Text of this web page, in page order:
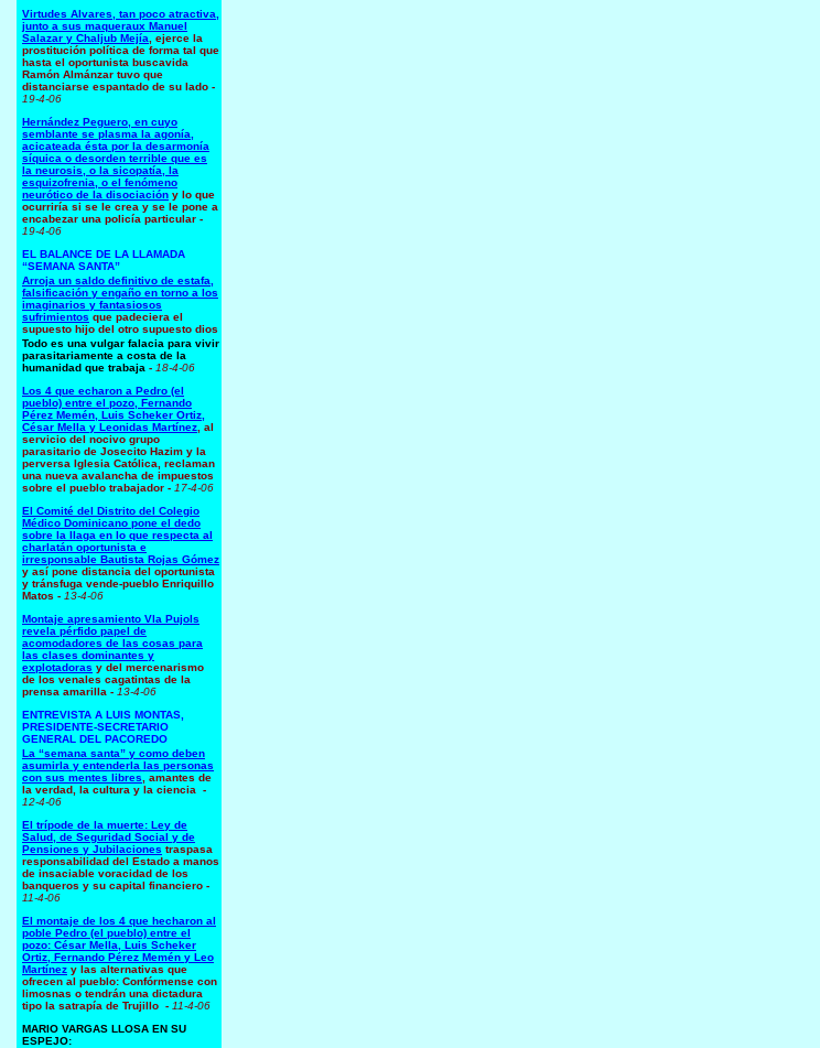
Virtudes Alvares, tan poco atractiva,
junto a sus maqueraux Manuel
Salazar y Chaljub Mejía , ejerce la
prostitución política de forma tal que
hasta el oportunista buscavida
Ramón Almánzar tuvo que
distanciarse espantado de su lado -
19-4-06
Hernández Peguero, en cuyo
semblante se plasma la agonía,
acicateada ésta por la desarmonía
síquica o desorden terrible que es
la neurosis, o la sicopatía, la
esquizofrenia, o el fenómeno
neurótico de la disociación y lo que
ocurriría si se le crea y se le pone a
encabezar una policía particular -
19-4-06
EL BALANCE DE LA LLAMADA
“SEMANA SANTA”
Arroja un saldo definitivo de estafa,
falsificación y engaño en torno a los
imaginarios y fantasiosos
sufrimientos que padeciera el
supuesto hijo del otro supuesto dios
Todo es una vulgar falacia para vivir
parasitariamente a costa de la
humanidad que trabaja - 18-4-06
Los 4 que echaron a Pedro (el
pueblo) entre el pozo, Fernando
Pérez Memén, Luis Scheker Ortiz,
César Mella y Leonidas Martínez , al
servicio del nocivo grupo
parasitario de Josecito Hazim y la
perversa Iglesia Católica, reclaman
una nueva avalancha de impuestos
sobre el pueblo trabajador - 17-4-06
El Comité del Distrito del Colegio
Médico Dominicano pone el dedo
sobre la llaga en lo que respecta al
charlatán oportunista e
irresponsable Bautista Rojas Gómez
y así pone distancia del oportunista
y tránsfuga vende-pueblo Enriquillo
Matos - 13-4-06
Montaje apresamiento Vla Pujols
revela pérfido papel de
acomodadores de las cosas para
las clases dominantes y
explotadoras y del mercenarismo
de los venales cagatintas de la
prensa amarilla - 13-4-06
ENTREVISTA A LUIS MONTAS,
PRESIDENTE-SECRETARIO
GENERAL DEL PACOREDO
La “semana santa” y como deben
asumirla y entenderla las personas
con sus mentes libres , amantes de
la verdad, la cultura y la ciencia
-
12-4-06
El trípode de la muerte: Ley de
Salud, de Seguridad Social y de
Pensiones y Jubilaciones traspasa
responsabilidad del Estado a manos
de insaciable voracidad de los
banqueros y su capital financiero -
11-4-06
El montaje de los 4 que hecharon al
poble Pedro (el pueblo) entre el
pozo: César Mella, Luis Scheker
Ortiz, Fernando Pérez Memén y Leo
Martínez y las alternativas que
ofrecen al pueblo: Confórmense con
limosnas o tendrán una dictadura
tipo la satrapía de Trujillo - 11-4-06
MARIO VARGAS LLOSA EN SU
ESPEJO: